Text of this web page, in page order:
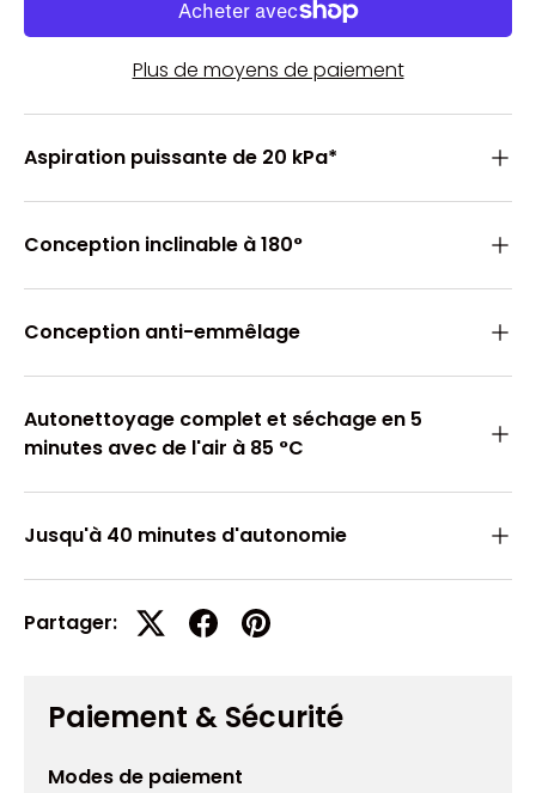
Plus de moyens de paiement
Aspiration puissante de 20 kPa*
Conception inclinable à 180°
Conception anti-emmêlage
Autonettoyage complet et séchage en 5
minutes avec de l'air à 85 °C
Jusqu'à 40 minutes d'autonomie
Partager:
Paiement & Sécurité
Modes de paiement